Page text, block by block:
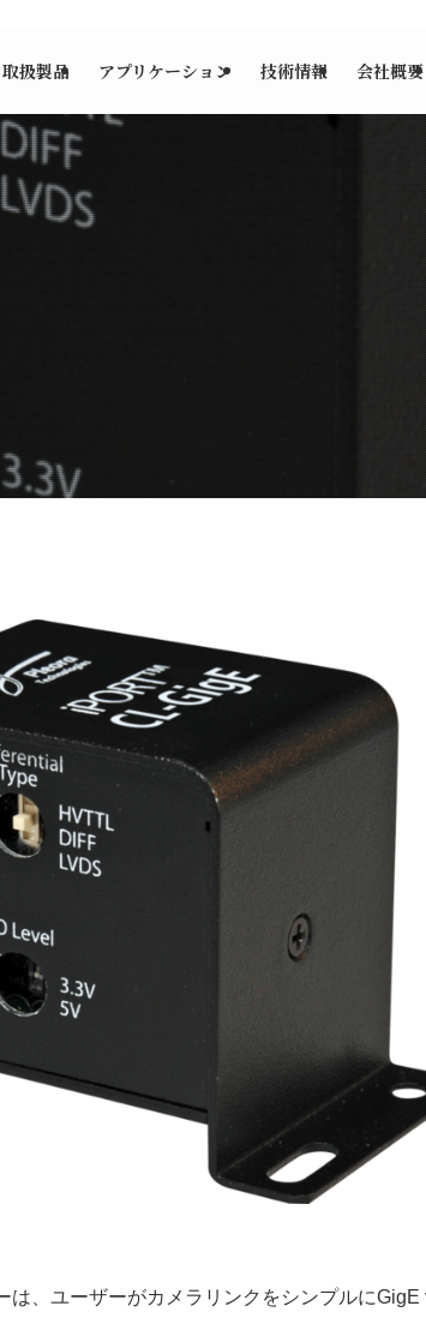
取扱製品 アプリケーション 技術情報 会社概要
、ユーザーがカメラリンクをシンプルに